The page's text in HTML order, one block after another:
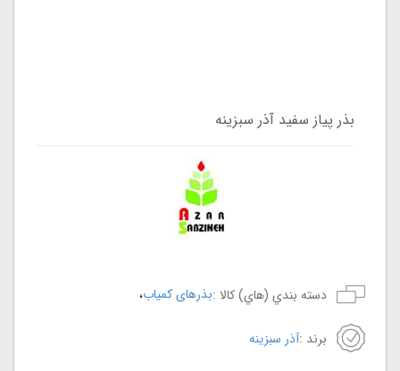
بذر پیاز سفید آذر سبزینه
دسته بندي (هاي) کالا :بذرهای کمیاب،
برند :آذر سبزینه